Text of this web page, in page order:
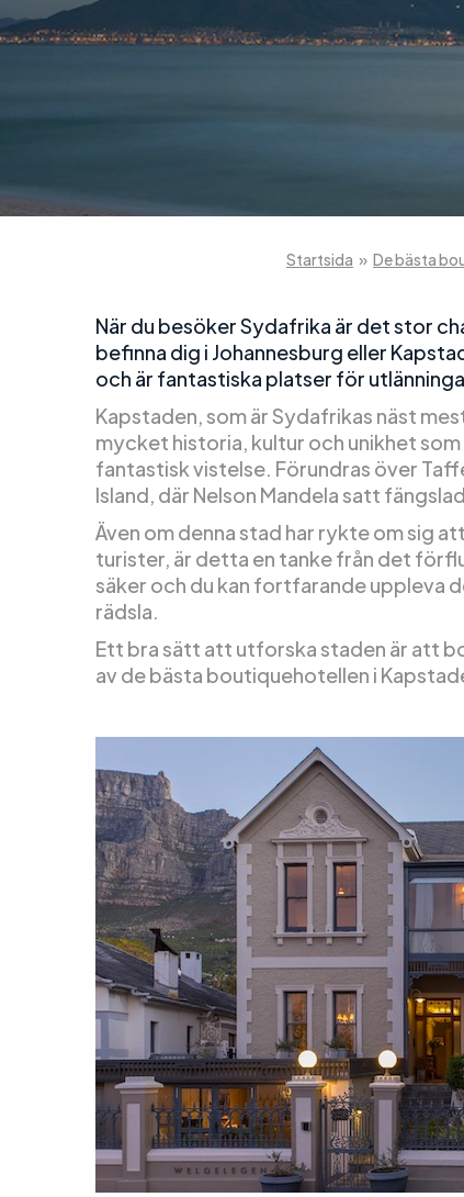
Startsida » De bästa
När du besöker Sydafrika är det stor
befinna dig i Johannesburg eller
och är fantastiska platser för
Kapstaden, som är Sydafrikas näst
mycket historia, kultur och unikhet
fantastisk vistelse. Förundras över
Island, där Nelson Mandela satt
Även om denna stad har rykte om sig
turister, är detta en tanke från det
säker och du kan fortfarande uppleva
rädsla.
Ett bra sätt att utforska staden är att
av de bästa boutiquehotellen i